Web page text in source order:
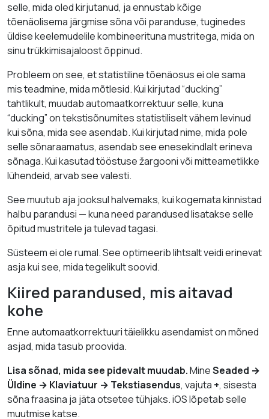
selle, mida oled kirjutanud, ja ennustab kõige
tõenäolisema järgmise sõna või paranduse, tuginedes
üldise keelemudelile kombineerituna mustritega, mida on
sinu trükkimisajaloost õppinud.
Probleem on see, et statistiline tõenäosus ei ole sama
mis teadmine, mida mõtlesid. Kui kirjutad “ducking”
tahtlikult, muudab automaatkorrektuur selle, kuna
“ducking” on tekstisõnumites statistiliselt vähem levinud
kui sõna, mida see asendab. Kui kirjutad nime, mida pole
selle sõnaraamatus, asendab see enesekindlalt erineva
sõnaga. Kui kasutad tööstuse žargooni või mitteametlikke
lühendeid, arvab see valesti.
See muutub aja jooksul halvemaks, kui kogemata kinnistad
halbu parandusi — kuna need parandused lisatakse selle
õpitud mustritele ja tulevad tagasi.
Süsteem ei ole rumal. See optimeerib lihtsalt veidi erinevat
asja kui see, mida tegelikult soovid.
Kiired parandused, mis aitavad
kohe
Enne automaatkorrektuuri täielikku asendamist on mõned
asjad, mida tasub proovida.
Lisa sõnad, mida see pidevalt muudab.MineSeaded →
Üldine → Klaviatuur → Tekstiasendus, vajuta +, sisesta
sõna fraasina ja jäta otsetee tühjaks. iOS lõpetab selle
muutmise katse.